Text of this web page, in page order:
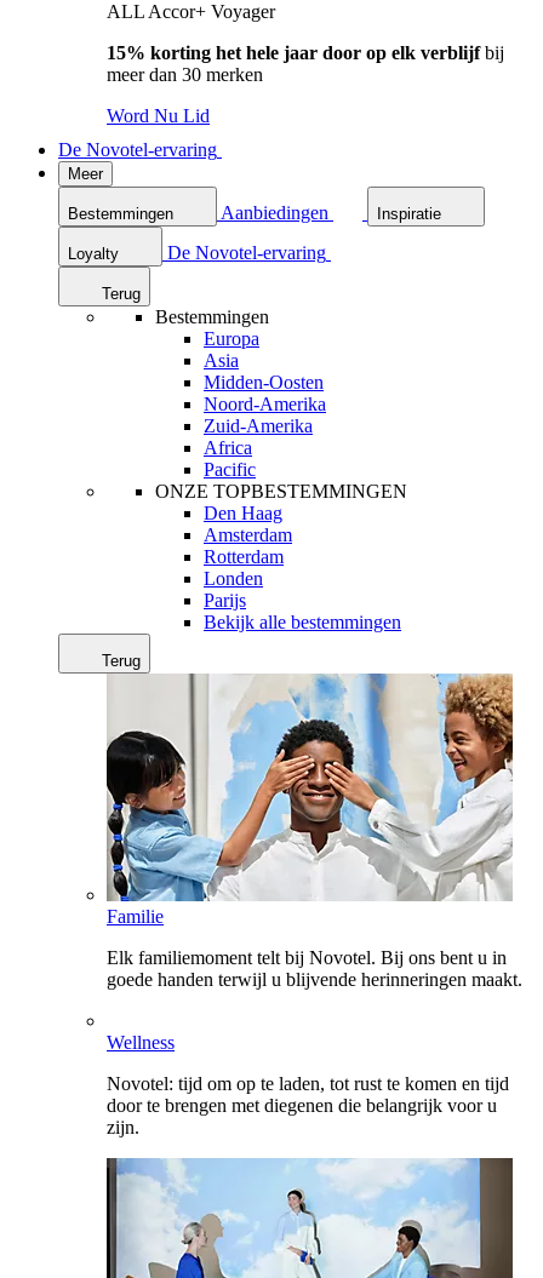
ALL Accor+ Voyager
15% korting het hele jaar door op elk verblijfbij
meer dan 30 merken
Word Nu Lid
De Novotel-ervaring
Meer
Bestemmingen Aanbiedingen Inspiratie
Loyalty De Novotel-ervaring
Terug
Bestemmingen
Europa
Asia
Midden-Oosten
Noord-Amerika
Zuid-Amerika
Africa
Pacific
ONZE TOPBESTEMMINGEN
Den Haag
Amsterdam
Rotterdam
Londen
Parijs
Bekijk alle bestemmingen
Terug
Familie
Elk familiemoment telt bij Novotel. Bij ons bent u in
goede handen terwijl u blijvende herinneringen maakt.
Wellness
Novotel: tijd om op te laden, tot rust te komen en tijd
door te brengen met diegenen die belangrijk voor u
zijn.